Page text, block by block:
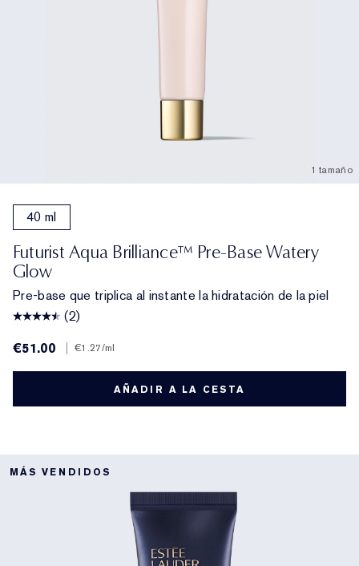
1 tamaño
40 ml
Futurist Aqua Brilliance™ Pre-Base Watery
Glow
Pre-base que triplica al instante la hidratación de la piel
(2)
€51.00
€1.27/ml
AÑADIR A LA CESTA
MÁS VENDIDOS